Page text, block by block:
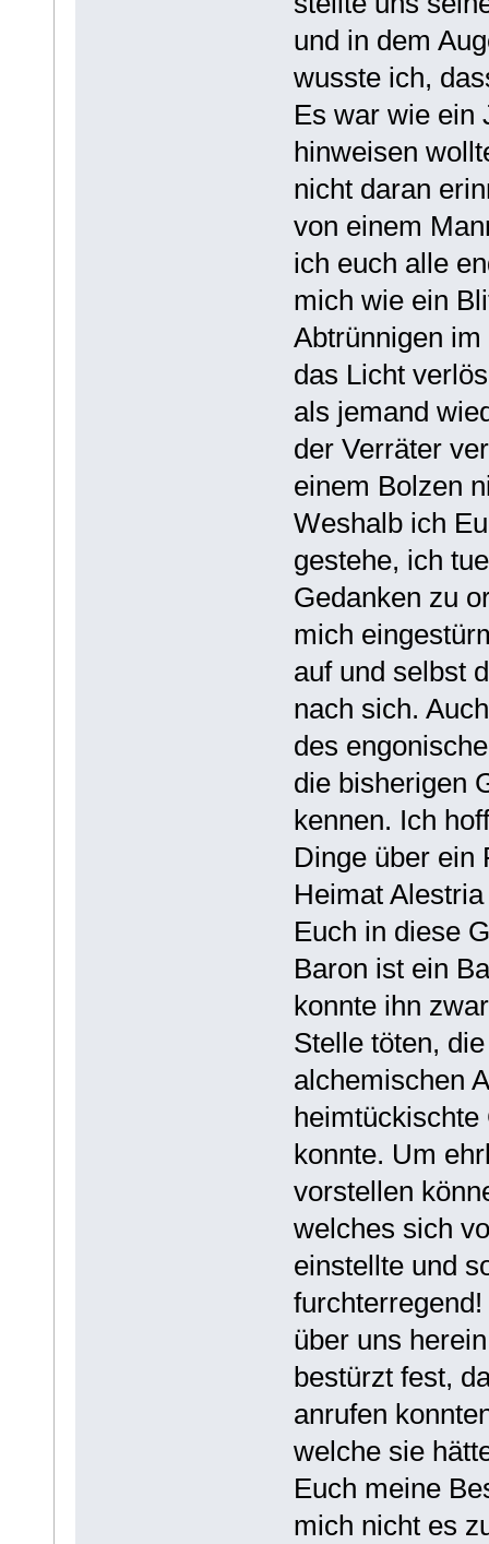
und in dem
wusste ich,
Es war wie ein
hinweisen
nicht daran
von einem
ich euch alle
mich wie ein
Abtrünnigen
das Licht
als jemand
der Verräter
einem Bolzen
Weshalb ich
gestehe, ich
Gedanken zu
mich
auf und selbst
nach sich.
des
die bisherigen
kennen. Ich
Dinge über ein
Heimat
Euch in diese
Baron ist ein
konnte ihn
Stelle töten,
alchemischen
konnte. Um
vorstellen
welches sich
einstellte und
über uns
bestürzt fest,
anrufen
welche sie
Euch meine
mich nicht es